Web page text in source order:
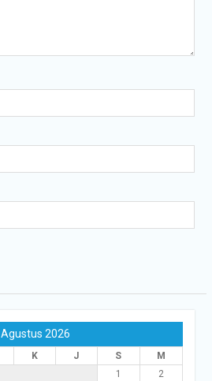
Agustus 2026
K J S
M
1
2